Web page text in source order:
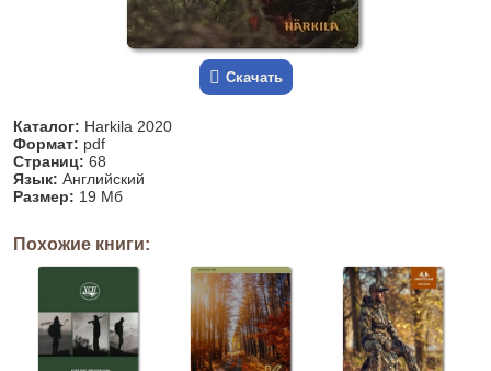
Скачать
Каталог: Harkila 2020
Формат: pdf
Страниц: 68
Язык: Английский
Размер: 19 Мб
Похожие книги: